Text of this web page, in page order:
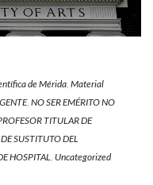
de Mérida, Material
, NO SER EMÉRITO NO
TITULAR DE
SUSTITUTO DEL
HOSPITAL, Uncategorized